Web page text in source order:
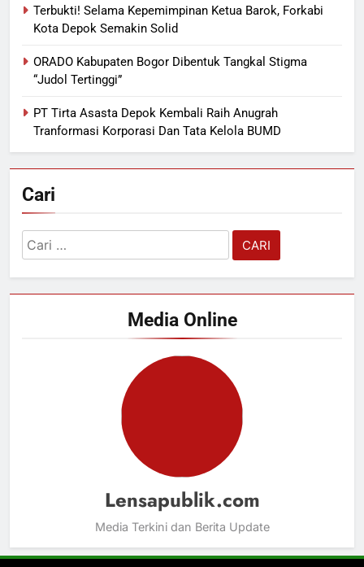
Terbukti! Selama Kepemimpinan Ketua Barok, Forkabi
Kota Depok Semakin Solid
ORADO Kabupaten Bogor Dibentuk Tangkal Stigma
“Judol Tertinggi”
PT Tirta Asasta Depok Kembali Raih Anugrah
Tranformasi Korporasi Dan Tata Kelola BUMD
Cari
Cari
untuk:
Media Online
Lensapublik.com
Media Terkini dan Berita Update